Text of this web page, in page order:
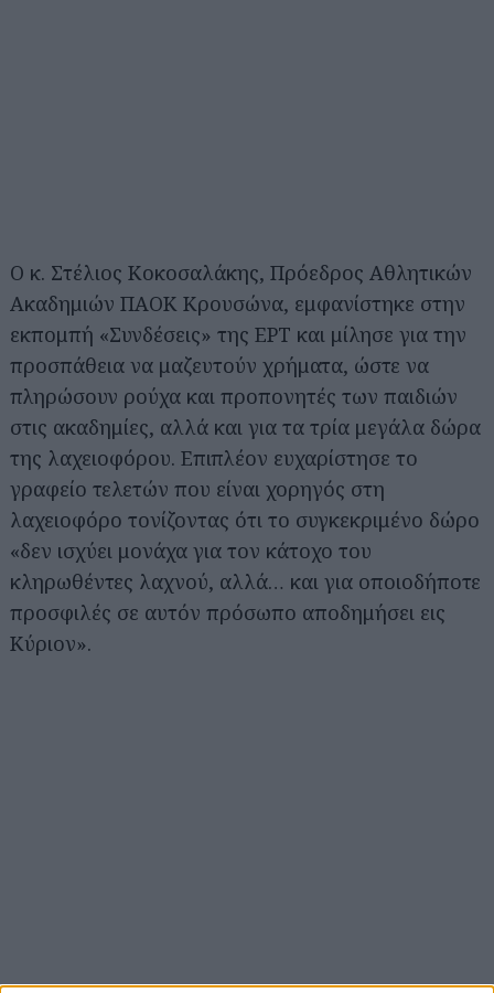
Ο κ. Στέλιος Κοκοσαλάκης, Πρόεδρος Αθλητικών
Ακαδημιών ΠΑΟΚ Κρουσώνα, εμφανίστηκε στην
εκπομπή «Συνδέσεις» της ΕΡΤ και μίλησε για την
προσπάθεια να μαζευτούν χρήματα, ώστε να
πληρώσουν ρούχα και προπονητές των παιδιών
στις ακαδημίες, αλλά και για τα τρία μεγάλα δώρα
της λαχειοφόρου. Επιπλέον ευχαρίστησε το
γραφείο τελετών που είναι χορηγός στη
λαχειοφόρο τονίζοντας ότι το συγκεκριμένο δώρο
«δεν ισχύει μονάχα για τον κάτοχο του
κληρωθέντες λαχνού, αλλά… και για οποιοδήποτε
προσφιλές σε αυτόν πρόσωπο αποδημήσει εις
Κύριον».